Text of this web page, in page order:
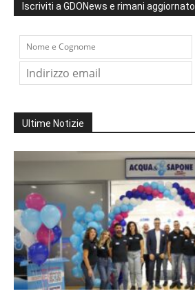
Iscriviti a GDONews e rimani aggiornato
Ultime Notizie